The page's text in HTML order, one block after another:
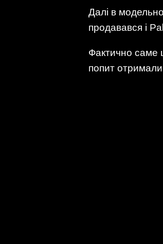
Далі в
продавався і
Фактично саме
попит